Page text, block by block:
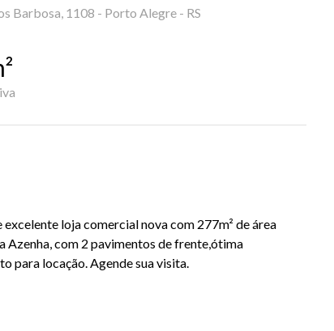
Barbosa, 1108 - Porto Alegre - RS
loja comercial nova com 277m² de área
Azenha, com 2 pavimentos de frente,ótima
para locação. Agende sua visita.